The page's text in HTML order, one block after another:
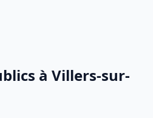
à Villers-sur-